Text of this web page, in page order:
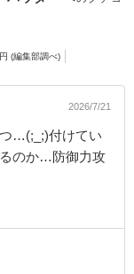
(編集部調べ)
2026/7/21
…(;_;)付けてい
のか…防御力攻